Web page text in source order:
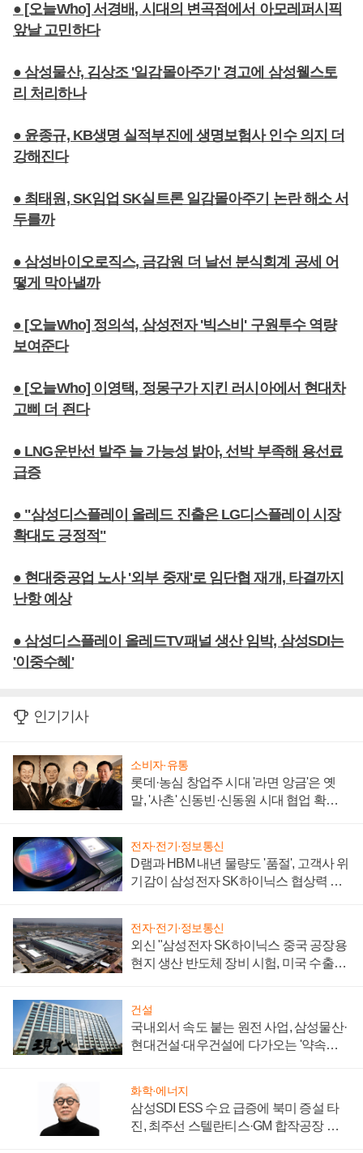
● [오늘Who] 서경배, 시대의 변곡점에서 아모레퍼시픽
앞날 고민하다
● 삼성물산, 김상조 '일감몰아주기' 경고에 삼성웰스토
리 처리하나
● 윤종규, KB생명 실적부진에 생명보험사 인수 의지 더
강해진다
● 최태원, SK임업 SK실트론 일감몰아주기 논란 해소 서
두를까
● 삼성바이오로직스, 금감원 더 날선 분식회계 공세 어
떻게 막아낼까
● [오늘Who] 정의석, 삼성전자 '빅스비' 구원투수 역량
보여준다
● [오늘Who] 이영택, 정몽구가 지킨 러시아에서 현대차
고삐 더 죈다
● LNG운반선 발주 늘 가능성 밝아, 선박 부족해 용선료
급증
● "삼성디스플레이 올레드 진출은 LG디스플레이 시장
확대도 긍정적"
● 현대중공업 노사 '외부 중재'로 임단협 재개, 타결까지
난항 예상
● 삼성디스플레이 올레드TV패널 생산 임박, 삼성SDI는
'이중수혜'
인기기사
소비자·유통
롯데·농심 창업주 시대 '라면 앙금'은 옛
말, '사촌' 신동빈·신동원 시대 협업 확대
전자·전기·정보통신
D램과 HBM 내년 물량도 '품절', 고객사 위
기감이 삼성전자 SK하이닉스 협상력 더
전자·전기·정보통신
외신 "삼성전자 SK하이닉스 중국 공장용
현지 생산 반도체 장비 시험, 미국 수출통
건설
국내외서 속도 붙는 원전 사업, 삼성물산·
현대건설·대우건설에 다가오는 '약속의
화학·에너지
삼성SDI ESS 수요 급증에 북미 증설 타
진, 최주선 스텔란티스·GM 합작공장 건